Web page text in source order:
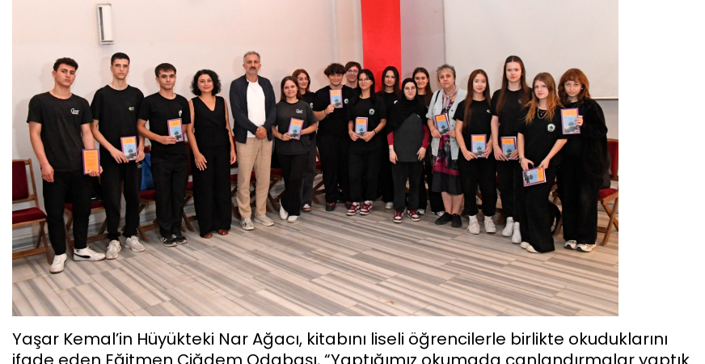
Yaşar Kemal’in Hüyükteki Nar Ağacı, kitabını liseli öğrencilerle birlikte okuduklarını